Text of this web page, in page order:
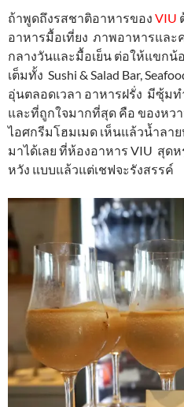
ถ้าพูดถึงรสชาติอาหารของ VIU
อาหารมื้อเที่ยง ภาพอาหารและ
กลางวันและมื้อเย็น ต่อให้แขก
เต็มทั้ง Sushi & Salad Bar,
อุ่นตลอดเวลา อาหารฝรั่ง มีซุ้มท
และที่ถูกใจมากที่สุด คือ ของหว
ไอศกรีมโฮมเมด เห็นแล้วน้ำลา
มาได้เลย ที่ห้องอาหาร VIU สุด
หวัง แบบแล้วแต่เชฟจะรังสรรค์